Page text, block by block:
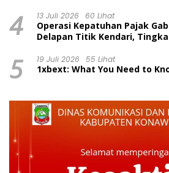
Dinilai Prematur
4 13 Juli 2026 60 Lihat
Operasi Kepatuhan Pajak
Delapan Titik Kendari,
5 19 Juli 2026 55 Lihat
1xbext: What You Need to